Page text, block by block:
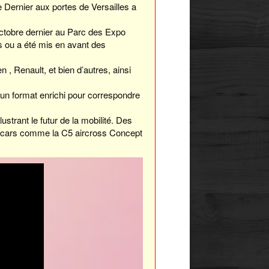
Dernier aux portes de Versailles a
dernier au Parc des Expo
ou a été mis en avant des
, Renault, et bien d’autres, ainsi
format enrichi pour correspondre
le futur de la mobilité. Des
comme la C5 aircross Concept